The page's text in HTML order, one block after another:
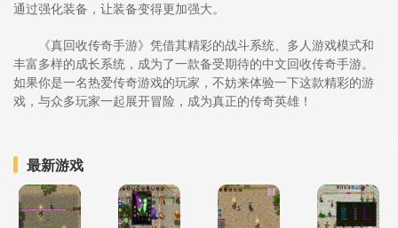
通过强化装备，让装备变得更加强大。
《真回收传奇手游》凭借其精彩的战斗系统、多人游戏模式和
丰富多样的成长系统，成为了一款备受期待的中文回收传奇手游。
如果你是一名热爱传奇游戏的玩家，不妨来体验一下这款精彩的游
戏，与众多玩家一起展开冒险，成为真正的传奇英雄！
最新游戏